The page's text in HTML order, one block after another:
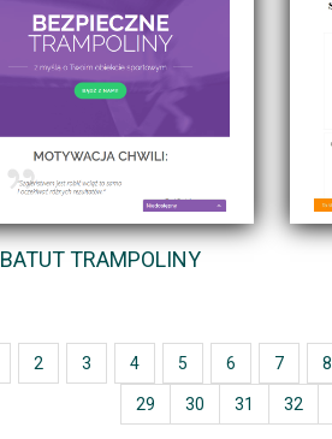
BATUT TRAMPOLINY
2 3 4 5 6 7 8
29 30 31 32